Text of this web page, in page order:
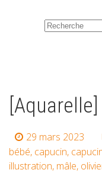
29 mars 2023
bébé, capucin,
illustration, mâle,